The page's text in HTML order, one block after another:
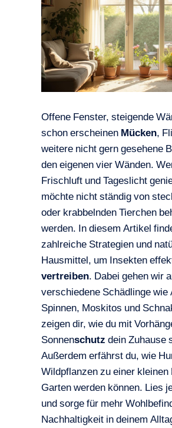
Offene Fenster, steigende
schon erscheinenMücken,
weitere nicht gern gesehene
den eigenen vier Wänden.
Frischluft und Tageslicht
möchte nicht ständig von
oder krabbelnden Tierchen
werden. In diesem Artikel
zahlreiche Strategien und
Hausmittel, um Insekten
vertreiben. Dabei gehen wir
verschiedene Schädlinge wie
Spinnen, Moskitos und
zeigen dir, wie du mit
Sonnenschutzdein Zuhause
Außerdem erfährst du, wie
Wildpflanzen zu einer kleinen
Garten werden können. Lies
und sorge für mehr
Nachhaltigkeit in deinem